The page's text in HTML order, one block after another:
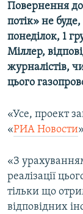
ІНФОГРАФІКА
ДОЛУЧАЙСЯ!
Усі сайти
Повернення
потік» не
понеділок, 1
Міллер,
журналістів,
цього
«Усе, проект
«РИА Новости
«З
реалізації
тільки що
відповідних